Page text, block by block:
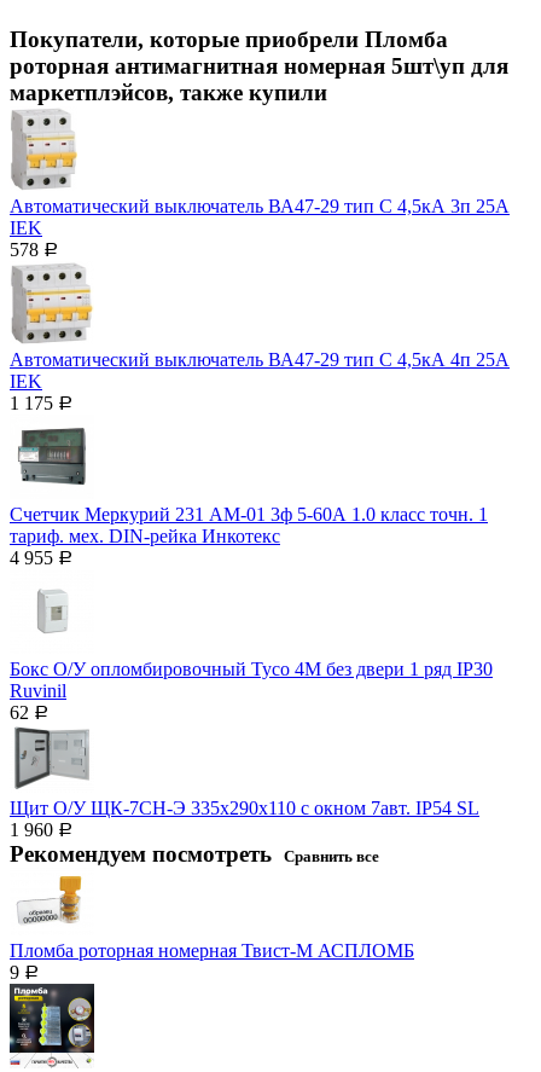
Покупатели, которые приобрели Пломба
роторная антимагнитная номерная 5шт\уп для
маркетплэйсов, также купили
Автоматический выключатель ВА47-29 тип С 4,5кА 3п 25А
IEK
578 Р
Автоматический выключатель ВА47-29 тип С 4,5кА 4п 25А
IEK
1 175 Р
Счетчик Меркурий 231 АМ-01 3ф 5-60А 1.0 класс точн. 1
тариф. мех. DIN-рейка Инкотекс
4 955 Р
Бокс О/У опломбировочный Тусо 4М без двери 1 ряд IP30
Ruvinil
62 Р
Щит О/У ЩК-7СН-Э 335х290х110 с окном 7авт. IP54 SL
1 960 Р
Рекомендуем посмотреть Сравнить все
Пломба роторная номерная Твист-М АСПЛОМБ
9 Р